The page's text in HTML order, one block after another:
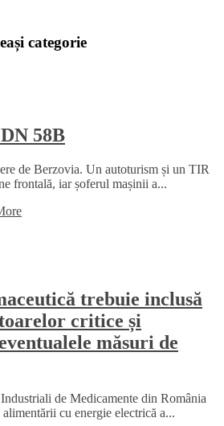
categorie
58B
de Berzovia. Un autoturism și un TIR
frontală, iar șoferul mașinii a...
trebuie inclusă
critice și
măsuri de
de Medicamente din România
cu energie electrică a...